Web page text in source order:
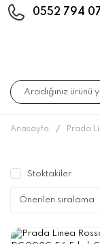
0552 794
Anasayfa Prada
Stoktakiler